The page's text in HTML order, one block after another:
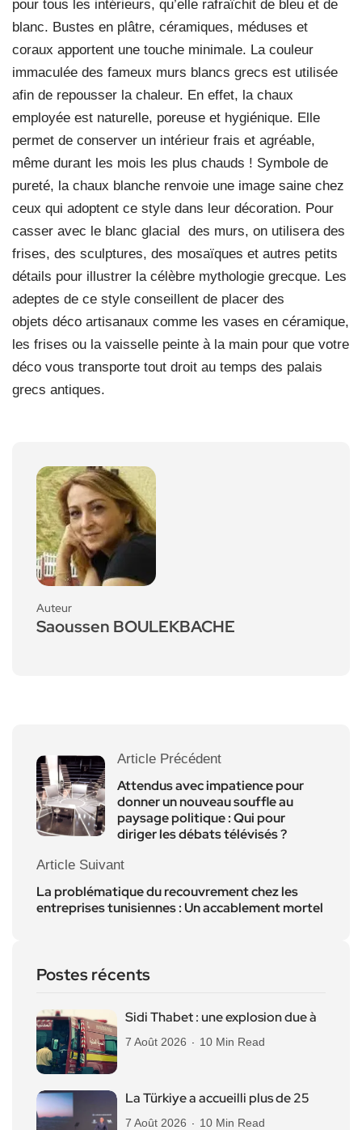
pour tous les intérieurs, qu’elle rafraîchit de bleu et de
blanc. Bustes en plâtre, céramiques, méduses et
coraux apportent une touche minimale. La couleur
immaculée des fameux murs blancs grecs est utilisée
afin de repousser la chaleur. En effet, la chaux
employée est naturelle, poreuse et hygiénique. Elle
permet de conserver un intérieur frais et agréable,
même durant les mois les plus chauds ! Symbole de
pureté, la chaux blanche renvoie une image saine chez
ceux qui adoptent ce style dans leur décoration. Pour
casser avec le blanc glacial des murs, on utilisera des
frises, des sculptures, des mosaïques et autres petits
détails pour illustrer la célèbre mythologie grecque. Les
adeptes de ce style conseillent de placer des
objets déco artisanaux comme les vases en céramique,
les frises ou la vaisselle peinte à la main pour que votre
déco vous transporte tout droit au temps des palais
grecs antiques.
Auteur
Saoussen BOULEKBACHE
Article Précédent
Attendus avec impatience pour
donner un nouveau souffle au
paysage politique : Qui pour
diriger les débats télévisés ?
Article Suivant
La problématique du recouvrement chez les
entreprises tunisiennes : Un accablement mortel
Postes récents
Sidi Thabet : une explosion due à
7 Août 2026 10 Min Read
La Türkiye a accueilli plus de 25
7 Août 2026 10 Min Read